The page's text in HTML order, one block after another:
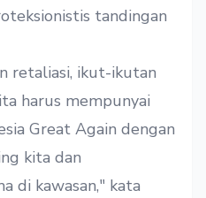
tandingan
retaliasi, ikut-ikutan
harus mempunyai
Great Again dengan
kita dan
di kawasan," kata